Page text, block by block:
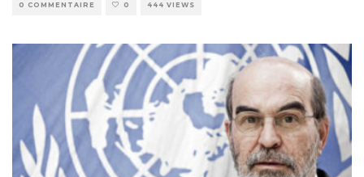
0 COMMENTAIRE 0 444 VIEWS